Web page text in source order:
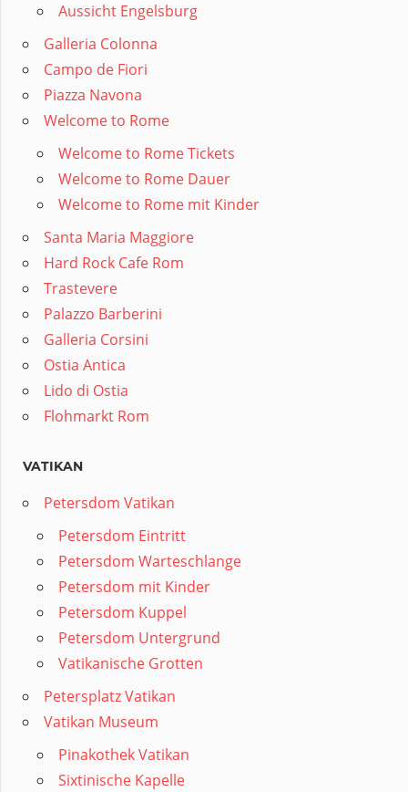
Aussicht Engelsburg
Galleria Colonna
Campo de Fiori
Piazza Navona
Welcome to Rome
Welcome to Rome Tickets
Welcome to Rome Dauer
Welcome to Rome mit Kinder
Santa Maria Maggiore
Hard Rock Cafe Rom
Trastevere
Palazzo Barberini
Galleria Corsini
Ostia Antica
Lido di Ostia
Flohmarkt Rom
VATIKAN
Petersdom Vatikan
Petersdom Eintritt
Petersdom Warteschlange
Petersdom mit Kinder
Petersdom Kuppel
Petersdom Untergrund
Vatikanische Grotten
Petersplatz Vatikan
Vatikan Museum
Pinakothek Vatikan
Sixtinische Kapelle